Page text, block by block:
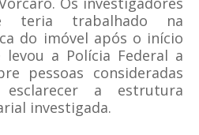
teria trabalhado na
do imóvel após o início
a Polícia Federal a
pessoas consideradas
a estrutura
investigada.